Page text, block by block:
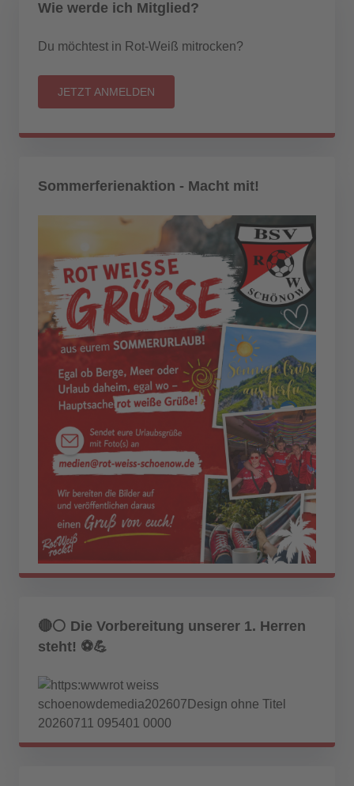
Wie werde ich Mitglied?
Du möchtest in Rot-Weiß mitrocken?
JETZT ANMELDEN
Sommerferienaktion - Macht mit!
🔴⚪ Die Vorbereitung unserer 1. Herren
steht! ⚽💪